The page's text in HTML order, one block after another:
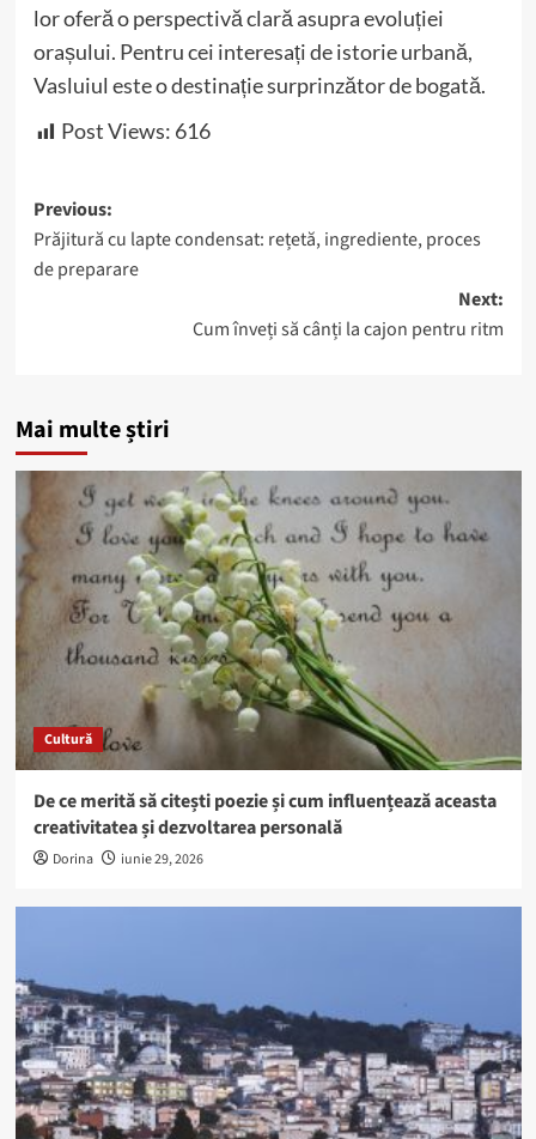
lor oferă o perspectivă clară asupra evoluției
orașului. Pentru cei interesați de istorie urbană,
Vasluiul este o destinație surprinzător de bogată.
Post Views: 616
Post
navigation
Previous:
Prăjitură cu lapte condensat: rețetă, ingrediente, proces
de preparare
Next:
Cum înveți să cânți la cajon pentru ritm
Mai multe știri
Cultură
De ce merită să citești poezie și cum influențează aceasta
creativitatea și dezvoltarea personală
Dorina iunie 29, 2026